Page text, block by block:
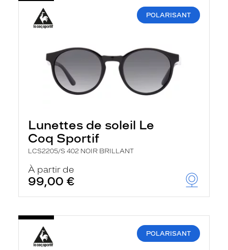
POLARISANT
Lunettes de soleil Le
Coq Sportif
LCS2205/S 402 NOIR BRILLANT
À partir de
99,00 €
POLARISANT